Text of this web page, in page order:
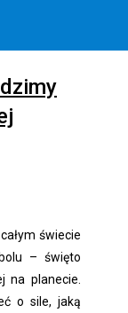
świecie
– święto
na planecie.
o sile, jaką